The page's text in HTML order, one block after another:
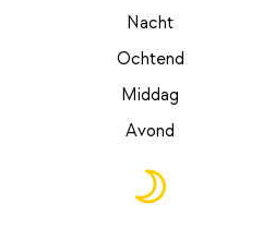
Nacht
Ochtend
Middag
Avond